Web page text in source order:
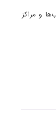
و مراکز